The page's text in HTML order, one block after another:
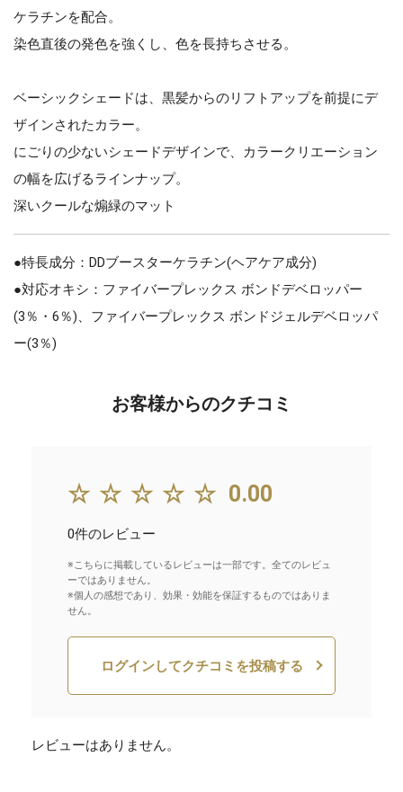
ケラチンを配合。
染色直後の発色を強くし、色を長持ちさせる。
ベーシックシェードは、黒髪からのリフトアップを前提にデ
ザインされたカラー。
にごりの少ないシェードデザインで、カラークリエーション
の幅を広げるラインナップ。
深いクールな煽緑のマット
●特長成分：DDブースターケラチン(ヘアケア成分)
●対応オキシ：ファイバープレックス ボンドデベロッパー
(3％・6％)、ファイバープレックス ボンドジェルデベロッパ
ー(3％)
お客様からのクチコミ
☆☆☆☆☆ 0.00
0件のレビュー
※こちらに掲載しているレビューは一部です。全てのレビュ
ーではありません。
※個人の感想であり、効果・効能を保証するものではありま
せん。
ログインしてクチコミを投稿する
レビューはありません。